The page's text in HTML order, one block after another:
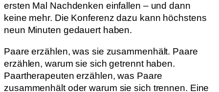
ersten Mal Nachdenken einfallen – und dann
keine mehr. Die Konferenz dazu kann höchstens
neun Minuten gedauert haben.
Paare erzählen, was sie zusammenhält. Paare
erzählen, warum sie sich getrennt haben.
Paartherapeuten erzählen, was Paare
zusammenhält oder warum sie sich trennen. Eine